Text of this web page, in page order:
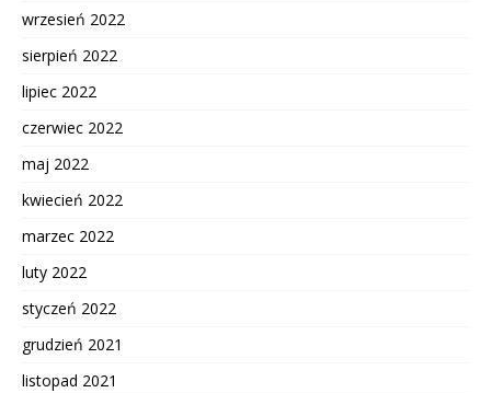
wrzesień 2022
sierpień 2022
lipiec 2022
czerwiec 2022
maj 2022
kwiecień 2022
marzec 2022
luty 2022
styczeń 2022
grudzień 2021
listopad 2021